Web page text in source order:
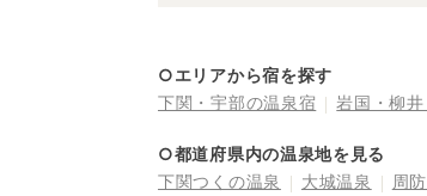
○エリアから宿を探す
下関・宇部の温泉宿
岩国・柳
○都道府県内の温泉地を見る
下関つくの温泉
大城温泉 周